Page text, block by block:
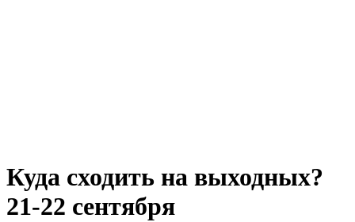
Куда сходить на выходных?
21-22 сентября